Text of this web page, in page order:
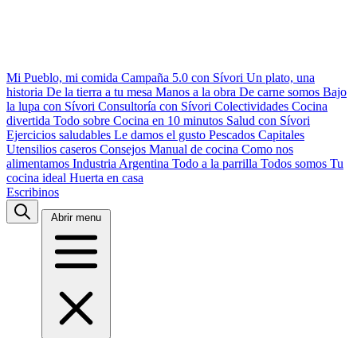
Mi Pueblo, mi comida Campaña 5.0 con Sívori Un plato, una
historia De la tierra a tu mesa Manos a la obra De carne somos Bajo
la lupa con Sívori Consultoría con Sívori Colectividades Cocina
divertida Todo sobre Cocina en 10 minutos Salud con Sívori
Ejercicios saludables Le damos el gusto Pescados Capitales
Utensilios caseros Consejos Manual de cocina Como nos
alimentamos Industria Argentina Todo a la parrilla Todos somos Tu
cocina ideal Huerta en casa
Escribinos
Abrir menu